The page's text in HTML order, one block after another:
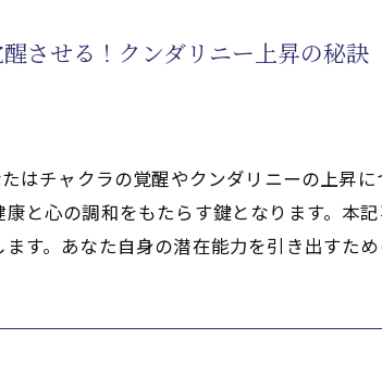
させる！クンダリニー上昇の秘訣
はチャクラの覚醒やクンダリニーの上昇
と心の調和をもたらす鍵となります。本
す。あなた自身の潜在能力を引き出すため